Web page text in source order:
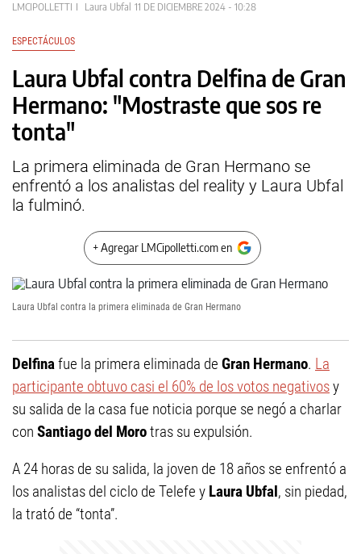
LMCIPOLLETTI Laura Ubfal 11 DE DICIEMBRE 2024 - 10:28
ESPECTÁCULOS
Laura Ubfal contra Delfina de Gran
Hermano: "Mostraste que sos re
tonta"
La primera eliminada de Gran Hermano se
enfrentó a los analistas del reality y Laura Ubfal
la fulminó.
+ Agregar LMCipolletti.com en
Laura Ubfal contra la primera eliminada de Gran Hermano
Delfinafue la primera eliminada de Gran Hermano. La
participante obtuvo casi el 60% de los votos negativosy
su salida de la casa fue noticia porque se negó a charlar
con Santiago del Morotras su expulsión.
A 24 horas de su salida, la joven de 18 años se enfrentó a
los analistas del ciclo de Telefe y Laura Ubfal, sin piedad,
la trató de “tonta”.